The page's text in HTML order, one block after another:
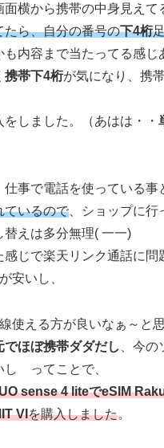
面横から携帯の中身見えて
たら、自分の番号の下4桁
も内容まで当たってる感じ
携帯下4桁が気になり、携
しました。（あはは・・
事で電話を使っている事
ているので 、ショップに
替えは多分無理( 一一)
感じで楽天リンク通話に問
安いし、
使える方が良いなぁ～と
でほぼ携帯ダダだし
、今
し ってことで、
sense 4 liteでeSIM
VIを購入しました。